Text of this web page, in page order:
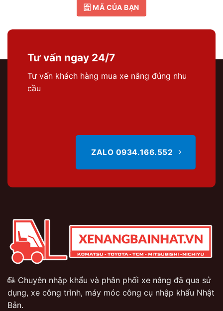
🈴 MÃ CỦA BẠN
Tư vấn ngay 24/7
Tư vấn khách hàng mua xe nâng đúng nhu
cầu
ZALO 0934.166.552
Chuyên nhập khẩu và phân phối xe nâng đã qua sử
dụng, xe công trình, máy móc công cụ nhập khẩu Nhật
Bản.